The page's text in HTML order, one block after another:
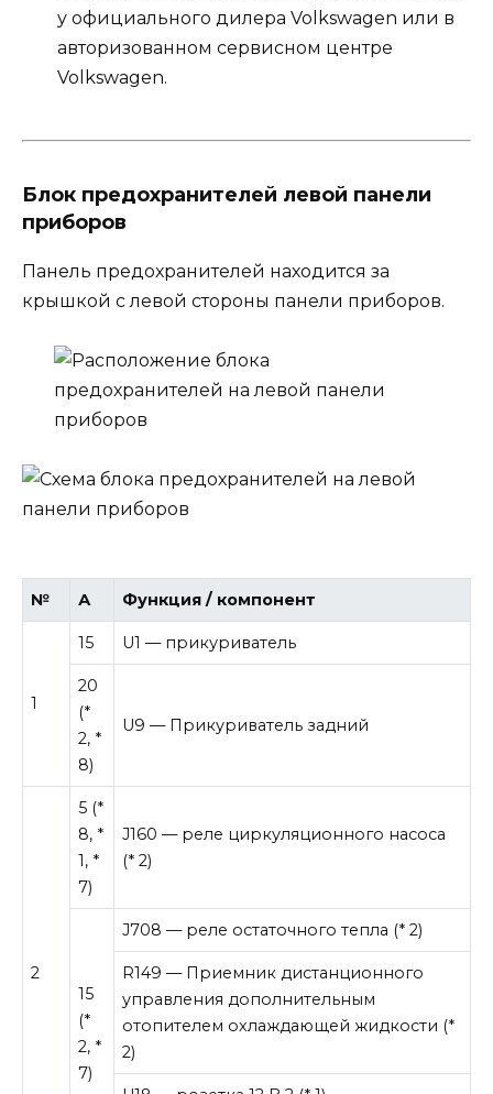
у официального дилера Volkswagen или в
авторизованном сервисном центре
Volkswagen.
Блок предохранителей левой панели
приборов
Панель предохранителей находится за
крышкой с левой стороны панели приборов.
№ А Функция / компонент
1
15 U1 — прикуриватель
20
(*
2, *
8)
U9 — Прикуриватель задний
2
5 (*
8, *
1, *
7)
J160 — реле циркуляционного насоса
(* 2)
15
(*
2, *
7)
J708 — реле остаточного тепла (* 2)
R149 — Приемник дистанционного
управления дополнительным
отопителем охлаждающей жидкости (*
2)